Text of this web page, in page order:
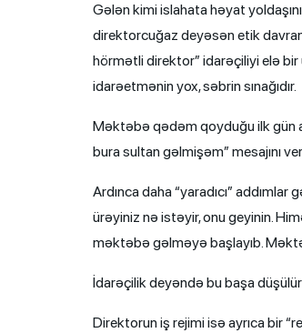
Gələn kimi islahata həyat
direktorcuğaz deyəsən etik
hörmətli direktor” idarəçiliyi elə bir
idarəetmənin yox, səbrin sınağıdır.
Məktəbə qədəm qoyduğu ilk gün
bura sultan gəlmişəm” mesajını
Ardınca daha “yaradıcı”
ürəyiniz nə istəyir, onu geyinin.
məktəbə gəlməyə başlayıb.
İdarəçilik deyəndə bu başa
Direktorun iş rejimi isə ayrıca bir